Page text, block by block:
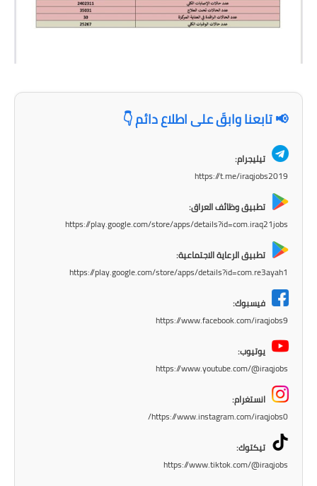
المرحلة المتوسطة
المرحلة الابتدائية
المرحلة المتوسطة
📢 تابعنا وابقَ على اطلاع دائم 👇
تيليجرام:
https://t.me/iraqjobs2019
تطبيق وظائف العراق:
https://play.google.com/store/apps/details?id=com.iraq21jobs
تطبيق الرعاية الاجتماعية:
https://play.google.com/store/apps/details?id=com.re3ayah1
فيسبوك:
https://www.facebook.com/iraqjobs9
يوتيوب:
https://www.youtube.com/@iraqjobs
انستغرام:
https://www.instagram.com/iraqjobs0/
تيكتوك:
https://www.tiktok.com/@iraqjobs